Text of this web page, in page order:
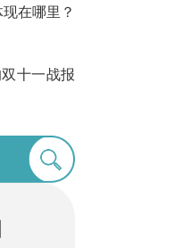
在哪里？
十一战报